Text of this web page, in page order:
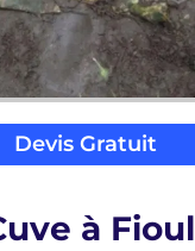
Devis Gratuit
à Fioul